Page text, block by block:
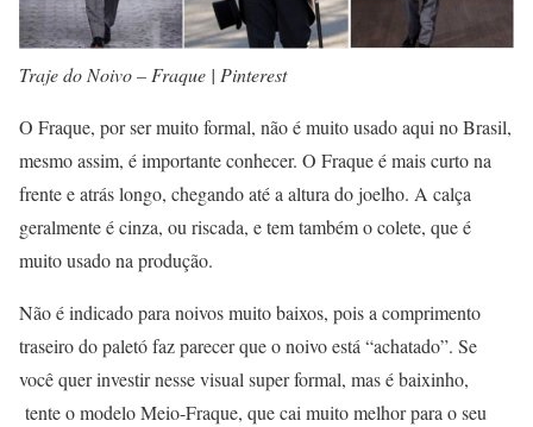
Traje do Noivo – Fraque | Pinterest
O Fraque, por ser muito formal, não é muito usado aqui no Brasil,
mesmo assim, é importante conhecer. O Fraque é mais curto na
frente e atrás longo, chegando até a altura do joelho. A calça
geralmente é cinza, ou riscada, e tem também o colete, que é
muito usado na produção.
Não é indicado para noivos muito baixos, pois a comprimento
traseiro do paletó faz parecer que o noivo está “achatado”. Se
você quer investir nesse visual super formal, mas é baixinho,
tente o modelo Meio-Fraque, que cai muito melhor para o seu